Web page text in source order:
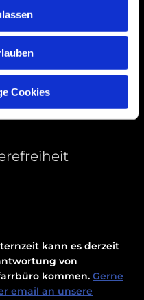
Cookies
kann es derzeit
von
kommen. Gerne
email an unsere